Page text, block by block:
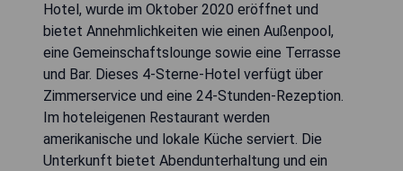
Hotel, wurde im Oktober 2020 eröffnet und
bietet Annehmlichkeiten wie einen Außenpool,
eine Gemeinschaftslounge sowie eine Terrasse
und Bar. Dieses 4-Sterne-Hotel verfügt über
Zimmerservice und eine 24-Stunden-Rezeption.
Im hoteleigenen Restaurant werden
amerikanische und lokale Küche serviert. Die
Unterkunft bietet Abendunterhaltung und ein